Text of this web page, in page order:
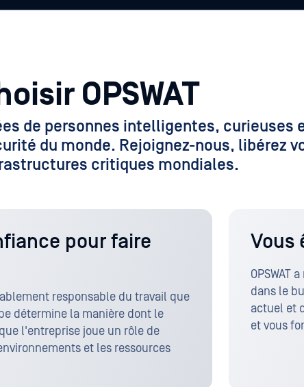
OPSWAT
de personnes intelligentes, curieuses
du monde. Rejoignez-nous, libérez
critiques mondiales.
pour faire
responsable du travail que
détermine la manière dont le
l'entreprise joue un rôle de
et les ressources
Vous
OPSWAT
dans le
actuel et
et vous